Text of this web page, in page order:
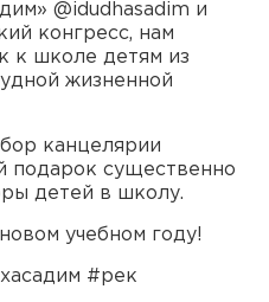
@idudhasadim и
конгресс, нам
к школе детям из
жизненной
канцелярии
подарок существенно
детей в школу.
учебном году!
#рек